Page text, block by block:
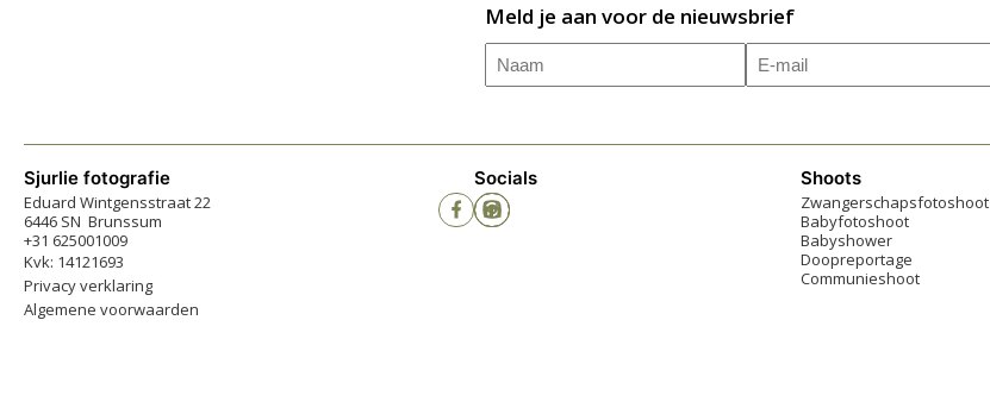
Meld je aan voor de nieuwsbrief
Naam
E-
mailadres(Vereist)
Sjurlie fotografie
Eduard Wintgensstraat 22
6446 SN Brunssum
+31 625001009
Kvk: 14121693
Privacy verklaring
Algemene voorwaarden
Socials Shoots
Zwangerschapsfotoshoot
Babyfotoshoot
Babyshower
Doopreportage
Communieshoot